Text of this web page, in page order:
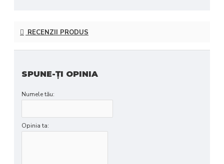
RECENZII PRODUS
SPUNE-ŢI OPINIA
Numele tău:
Opinia ta: